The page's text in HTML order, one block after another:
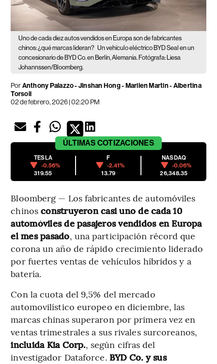
Uno de cada diez autos vendidos en Europa son de fabricantes
chinos: ¿qué marcas lideran? Un vehículo eléctrico BYD Seal en un
concesionario de BYD Co. en Berlín, Alemania. Fotógrafa: Liesa
Johannssen/Bloomberg.
PorAnthony Palazzo - Jinshan Hong - Marilen Martin - Albertina
Torsoli
02 de febrero, 2026 | 02:20 PM
ÚLTIMAS COTIZACIONES
TESLA
-0.56%
319.55
F
-2.41%
13.79
NASDAQ
-0.06%
26,348.35
Bloomberg — Los fabricantes de automóviles
chinosconstruyeron casi uno de cada 10
automóviles de pasajeros vendidos en Europa
el mes pasado, una participación récord que
corona un año de rápido crecimiento liderado
por fuertes ventas de vehículos híbridos y a
batería.
Con la cuota del 9,5% del mercado
automovilístico europeo en diciembre, las
marcas chinas superaron por primera vez en
ventas trimestrales a sus rivales surcoreanos,
incluida Kia Corp., según cifras del
investigador Dataforce. BYD Co. y sus